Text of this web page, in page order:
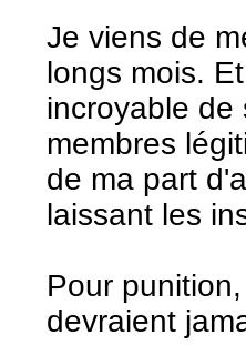
Je viens de
longs mois.
incroyable de
membres
de ma part
laissant les
Pour
devraient